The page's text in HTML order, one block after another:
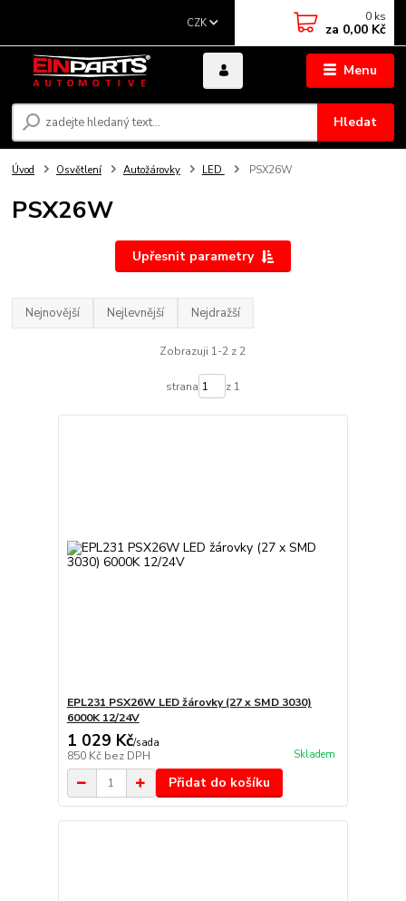
Menu
CZK
Hledat
0 ks
za 0,00 Kč
Úvod Osvětlení Autožárovky LED PSX26W
PSX26W
Upřesnit parametry
Nejnovější Nejlevnější Nejdražší
Zobrazuji 1-2 z 2
strana z 1
EPL231 PSX26W LED žárovky (27 x SMD 3030)
6000K 12/24V
1 029 Kč/sada
850 Kč bez DPH Skladem
Přidat do košíku